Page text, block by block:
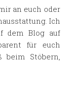
an euch oder
Ich
dem Blog auf
für euch
Stöbern,